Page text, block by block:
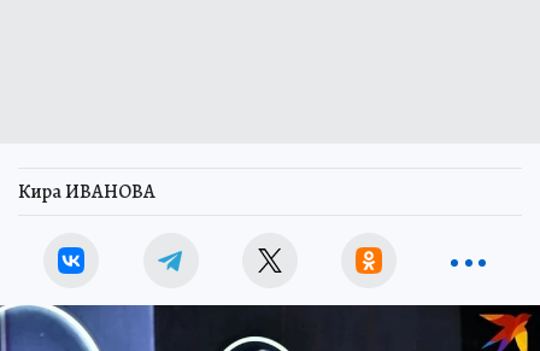
Кира ИВАНОВА